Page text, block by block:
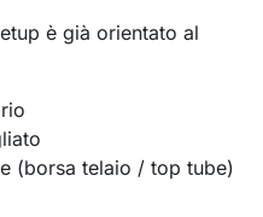
è già orientato al
(borsa telaio / top tube)